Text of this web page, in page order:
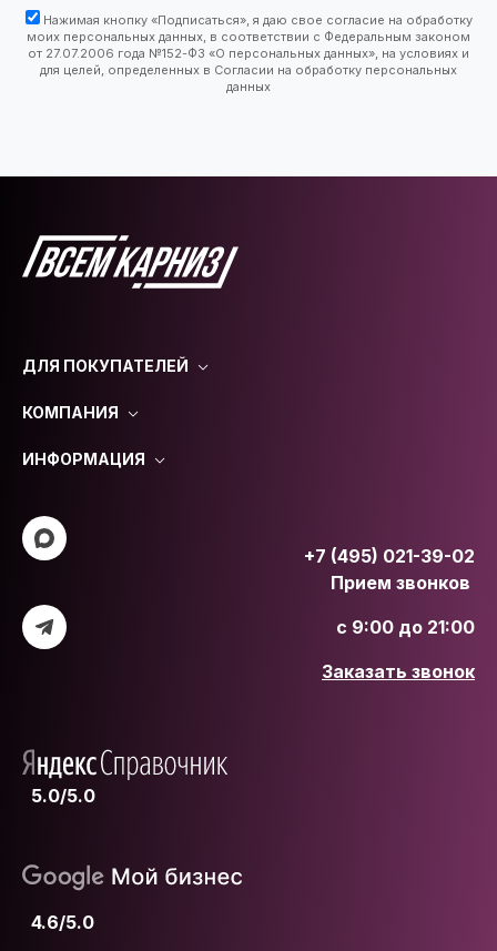
Нажимая кнопку «Подписаться», я даю свое согласие на обработку
моих персональных данных, в соответствии с Федеральным законом
от 27.07.2006 года №152-ФЗ «О персональных данных», на условиях и
для целей, определенных в Согласии на обработку персональных
данных
ДЛЯ ПОКУПАТЕЛЕЙ
КОМПАНИЯ
ИНФОРМАЦИЯ
+7 (495) 021-39-02
Прием звонков
с 9:00 до 21:00
Заказать звонок
5.0/5.0
4.6/5.0